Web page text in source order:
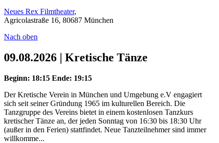
Neues Rex Filmtheater,
Agricolastraße 16, 80687 München
Nach oben
09.08.2026 | Kretische Tänze
Beginn: 18:15 Ende: 19:15
Der Kretische Verein in München und Umgebung e.V engagiert
sich seit seiner Gründung 1965 im kulturellen Bereich. Die
Tanzgruppe des Vereins bietet in einem kostenlosen Tanzkurs
kretischer Tänze an, der jeden Sonntag von 16:30 bis 18:30 Uhr
(außer in den Ferien) stattfindet. Neue Tanzteilnehmer sind immer
willkomme...